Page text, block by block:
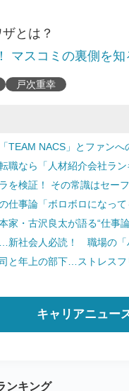
とは？
マスコミの裏側を
戸次重幸
TEAM NACS」とファンへ
職なら「人材紹介会社ラン
を検証！ その常識はセー
仕事論「ボロボロになって
家・古沢良太が語る“仕事
新社会人必読！ 職場の「
と年上の部下…ストレス
キャリアニュー
ンキング